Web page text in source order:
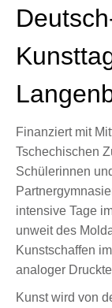
Finanziert mit
Tschechischen
Schülerinnen
intensive Tage
unweit des
Kunstschaffen
analoger
Kunst wird von